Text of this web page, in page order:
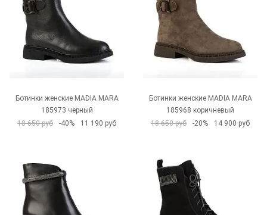
Ботинки женские MADIA MARA
185973 черный
18 650 руб
-40% 11 190 руб
Ботинки женские MADIA MARA
185968 коричневый
18 650 руб
-20% 14 900 руб